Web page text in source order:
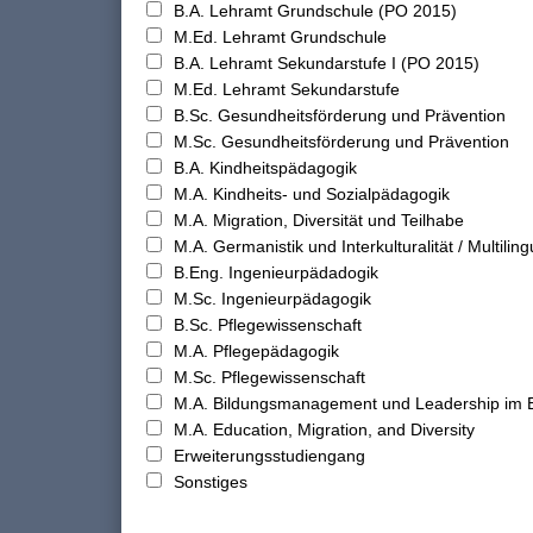
B.A. Lehramt Grundschule (PO 2015)
M.Ed. Lehramt Grundschule
B.A. Lehramt Sekundarstufe I (PO 2015)
M.Ed. Lehramt Sekundarstufe
B.Sc. Gesundheitsförderung und Prävention
M.Sc. Gesundheitsförderung und Prävention
B.A. Kindheitspädagogik
M.A. Kindheits- und Sozialpädagogik
M.A. Migration, Diversität und Teilhabe
M.A. Germanistik und Interkulturalität /
B.Eng. Ingenieurpädadogik
M.Sc. Ingenieurpädagogik
B.Sc. Pflegewissenschaft
M.A. Pflegepädagogik
M.Sc. Pflegewissenschaft
M.A. Bildungsmanagement und Leadership im
M.A. Education, Migration, and Diversity
Erweiterungsstudiengang
Sonstiges